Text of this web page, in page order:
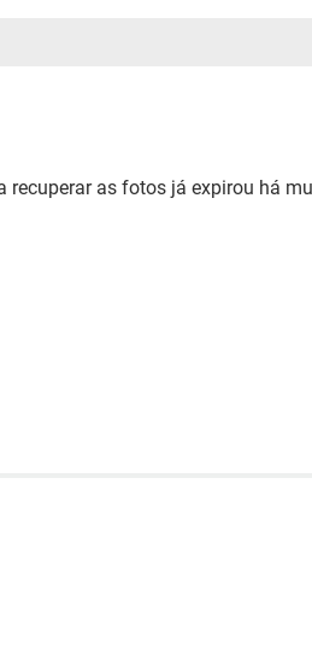
recuperar as fotos já expirou há